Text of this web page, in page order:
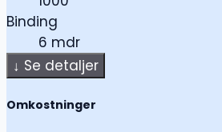
Binding
6 mdr
↓ Se detaljer
Omkostninger